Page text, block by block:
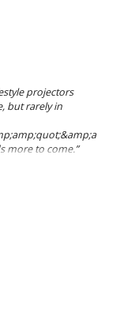
projectors
but rarely in
more to come.”